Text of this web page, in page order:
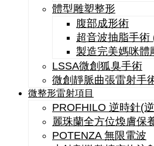
體型雕塑整形
腹部成形術
超音波抽脂手術
製造完美媽咪體
LSSA微創狐臭手術
微創靜脈曲張雷射手
微整形雷射項目
PROFHILO 逆時針(
麗珠蘭全方位煥膚保
POTENZA 無限電波